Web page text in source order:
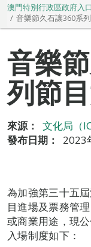
澳門特別行政區政府入
音樂節久石讓360系
音樂
列節
來源：
文化局（IC
發布日期：
2023
為加強第三十五
目進場及票務管
或商業用途，現
入場制度如下：